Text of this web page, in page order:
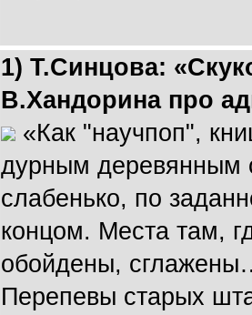
1) Т.Синцова:
В.Хандорина про
«Как "научпоп",
дурным деревянным
слабенько, по
концом. Места там,
обойдены,
Перепевы старых